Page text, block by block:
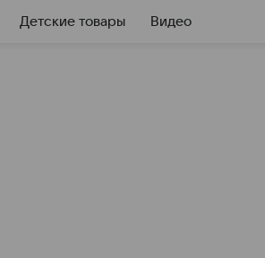
Детские товары Видео